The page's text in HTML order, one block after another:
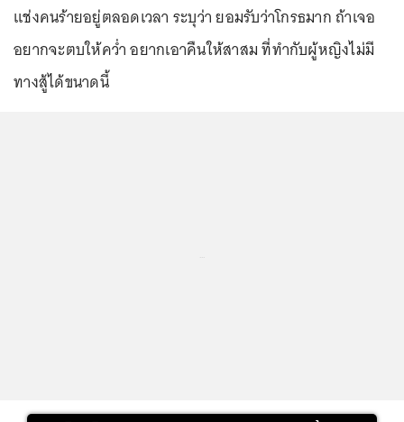
แช่งคนร้ายอยู่ตลอดเวลา ระบุว่า ยอมรับว่าโกรธมาก ถ้าเจอ
อยากจะตบให้คว่ำ อยากเอาคืนให้สาสม ที่ทำกับผู้หญิงไม่มี
ทางสู้ได้ขนาดนี้